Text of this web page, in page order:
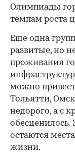
Олимпиады
темпам роста
Еще одна
развитые, но
проживания
можно
Тольятти,
недорого, а с
обесценилось.
остаются
жизни.